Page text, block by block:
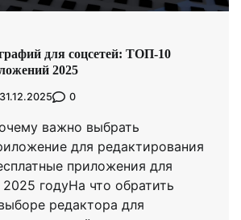
для соцсетей: ТОП-10
2025
31.12.2025 0
важно выбрать
для редактирования
приложения для
годуНа что обратить
редактора для